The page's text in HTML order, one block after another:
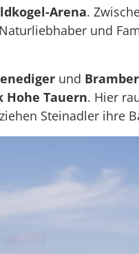
Arena.
und
und
Tauern. Hier
Steinadler ihre